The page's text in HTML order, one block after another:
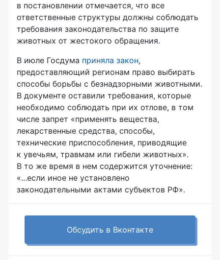
в постановлении отмечается, что все
ответственные структуры должны соблюдать
требования законодательства по защите
животных от жестокого обращения.
В июле Госдума приняла закон,
предоставляющий регионам право выбирать
способы борьбы с безнадзорными животными.
В документе оставили требования, которые
необходимо соблюдать при их отлове, в том
числе запрет «применять вещества,
лекарственные средства, способы,
технические приспособления, приводящие
к увечьям, травмам или гибели животных».
В то же время в нем содержится уточнение:
«...если иное не установлено
законодательными актами субъектов РФ».
Обсудить в Вконтакте